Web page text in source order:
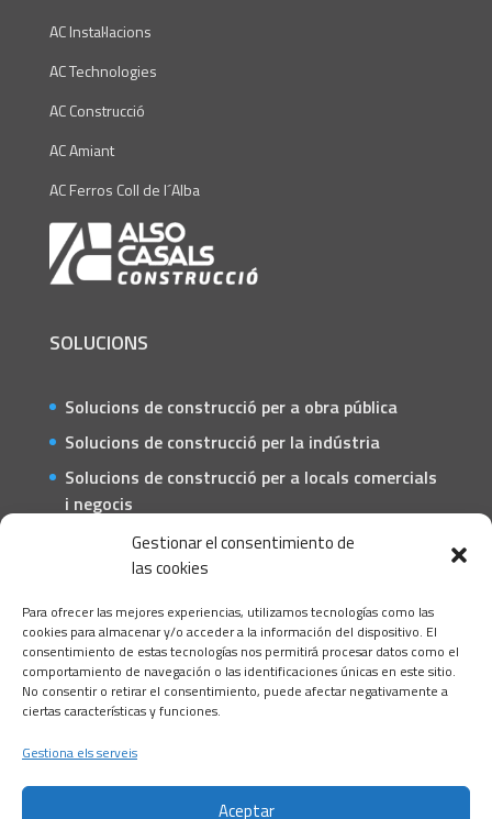
Gestionar el consentimiento de
las cookies
Para ofrecer las mejores experiencias, utilizamos tecnologías como las
cookies para almacenar y/o acceder a la información del dispositivo. El
consentimiento de estas tecnologías nos permitirá procesar datos como el
comportamiento de navegación o las identificaciones únicas en este sitio.
No consentir o retirar el consentimiento, puede afectar negativamente a
ciertas características y funciones.
Gestiona els serveis
Aceptar
AC Instal·lacions
AC Technologies
AC Construcció
AC Amiant
AC Ferros Coll de l´Alba
SOLUCIONS
Solucions de construcció per a obra pública
Solucions de construcció per la indústria
Solucions de construcció per a locals comercials
i negocis
Solucions de construcció per a particulars
C/ Barcelona, 74 – Tortosa 43500
T 977445339 / M 607333789
info@alsocasals.com